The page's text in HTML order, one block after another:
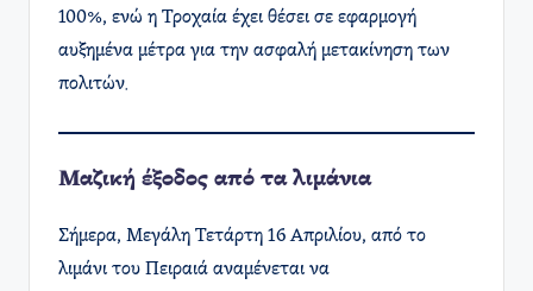
100%, ενώ η Τροχαία έχει θέσει σε εφαρμογή
αυξημένα μέτρα για την ασφαλή μετακίνηση των
πολιτών.
Μαζική έξοδος από τα λιμάνια
Σήμερα, Μεγάλη Τετάρτη 16 Απριλίου, από το
λιμάνι του Πειραιά αναμένεται να